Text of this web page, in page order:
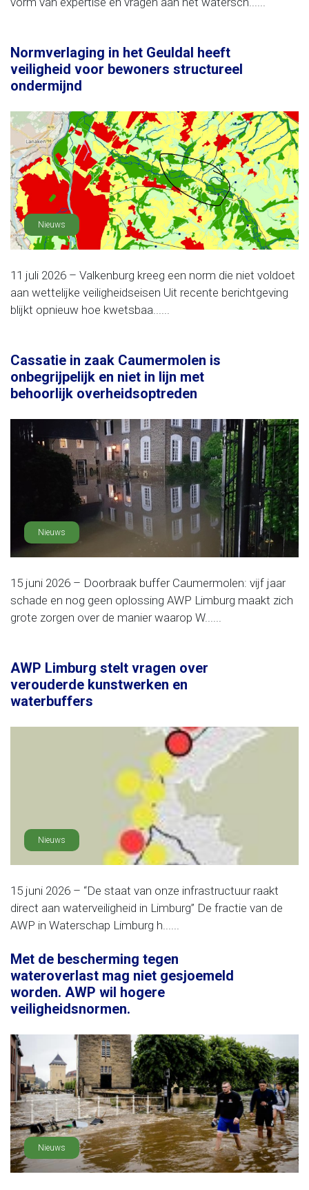
Normverlaging in het Geuldal heeft
veiligheid voor bewoners structureel
ondermijnd
Nieuws
11 juli 2026 – Valkenburg kreeg een norm die niet voldoet
aan wettelijke veiligheidseisen Uit recente berichtgeving
blijkt opnieuw hoe kwetsbaa......
Cassatie in zaak Caumermolen is
onbegrijpelijk en niet in lijn met
behoorlijk overheidsoptreden
Nieuws
15 juni 2026 – Doorbraak buffer Caumermolen: vijf jaar
schade en nog geen oplossing AWP Limburg maakt zich
grote zorgen over de manier waarop W......
AWP Limburg stelt vragen over
verouderde kunstwerken en
waterbuffers
Nieuws
15 juni 2026 – “De staat van onze infrastructuur raakt
direct aan waterveiligheid in Limburg” De fractie van de
AWP in Waterschap Limburg h......
Met de bescherming tegen
wateroverlast mag niet gesjoemeld
worden. AWP wil hogere
veiligheidsnormen.
Nieuws